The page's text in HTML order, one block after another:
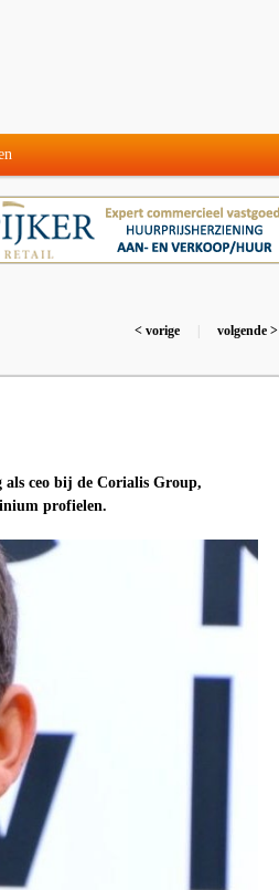
< vorige volgende >
als ceo bij de Corialis Group,
profielen.